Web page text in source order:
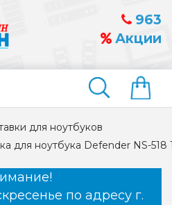
963
Акции
Найти
для ноутбуков
для ноутбука Defender NS-518
по адресу г.